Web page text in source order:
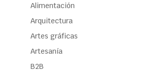
Alimentación
Arquitectura
Artes gráficas
Artesanía
B2B